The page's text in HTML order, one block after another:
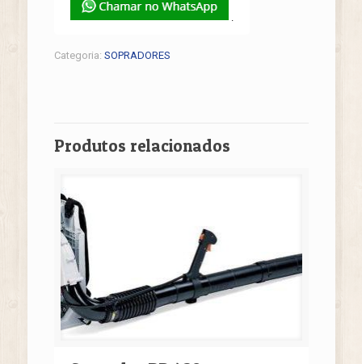
.
Categoria: SOPRADORES
Produtos relacionados